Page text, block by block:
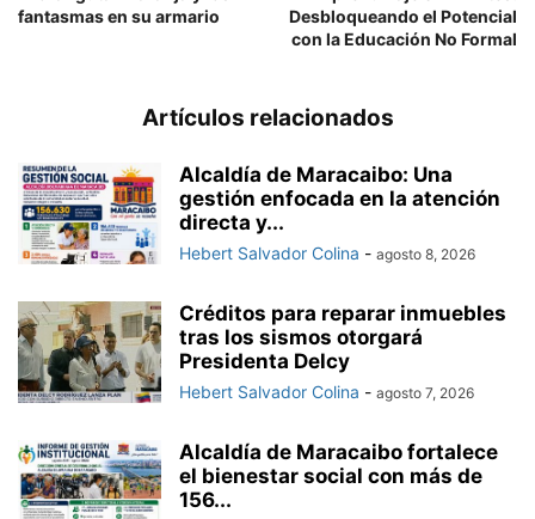
fantasmas en su armario
Desbloqueando el Potencial
con la Educación No Formal
Artículos relacionados
Alcaldía de Maracaibo: Una
gestión enfocada en la atención
directa y...
Hebert Salvador Colina - agosto 8, 2026
Créditos para reparar inmuebles
tras los sismos otorgará
Presidenta Delcy
Hebert Salvador Colina - agosto 7, 2026
Alcaldía de Maracaibo fortalece
el bienestar social con más de
156...